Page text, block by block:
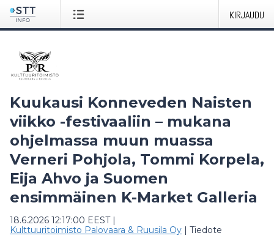
KIRJAUDU
Kuukausi Konneveden Naisten
viikko -festivaaliin – mukana
ohjelmassa muun muassa
Verneri Pohjola, Tommi Korpela,
Eija Ahvo ja Suomen
ensimmäinen K-Market Galleria
18.6.2026 12:17:00 EEST|
Kulttuuritoimisto Palovaara & Ruusila Oy | Tiedote